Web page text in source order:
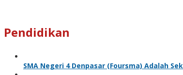
Pendidikan
SMA Negeri 4 Denpasar (Foursma) Adalah